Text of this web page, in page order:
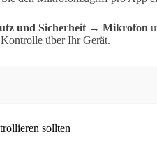
und Sicherheit → Mikrofon
über Ihr Gerät.
sollten